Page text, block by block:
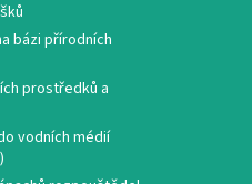
bázi přírodních
prostředků a
vodních médií